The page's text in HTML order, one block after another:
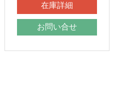
在庫詳細
お問い合せ